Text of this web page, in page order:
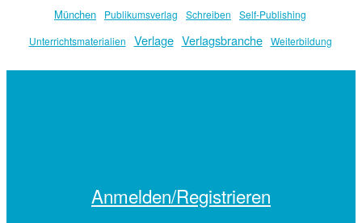
München Publikumsverlag Schreiben
Self-Publishing
Unterrichtsmaterialien
Verlage Verlagsbranche Weiterbildung
Anmelden/Registrieren